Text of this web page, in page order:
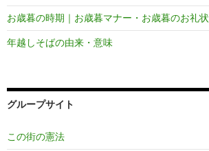
お歳暮の時期｜お歳暮マナー・お歳暮のお礼状
年越しそばの由来・意味
グループサイト
この街の憲法